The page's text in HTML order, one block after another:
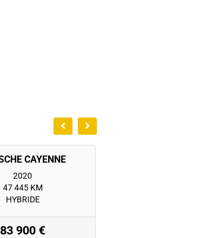
PORSCHE CAYENNE
2020
47 445 KM
HYBRIDE
83 900 €